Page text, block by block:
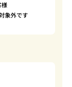
様
象外です